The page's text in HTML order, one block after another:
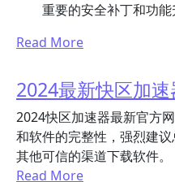
重要的安全补丁和功能
Read More
2024最新快区加
2024快区加速器最新官方
和软件的完整性，强烈建
其他可信的渠道下载软件。
Read More